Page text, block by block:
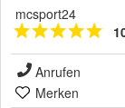
mcsport24
Anrufen
Merken